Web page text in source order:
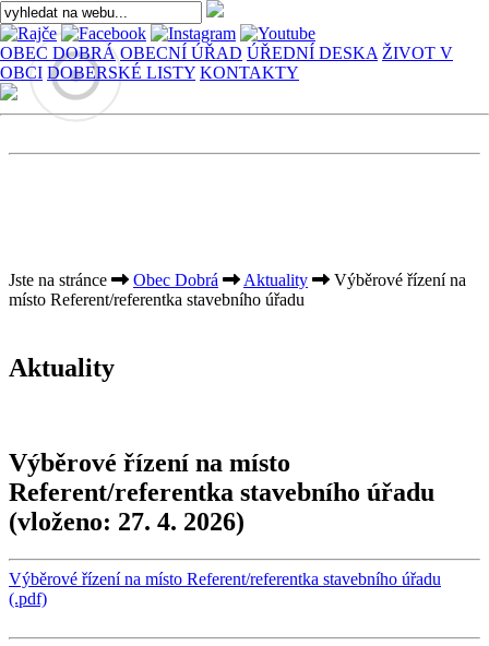
OBEC DOBRÁ OBECNÍ ÚŘAD ÚŘEDNÍ DESKA ŽIVOT V
OBCI DOBERSKÉ LISTY KONTAKTY
Jste na stránce Obec Dobrá Aktuality
Výběrové řízení na
místo Referent/referentka stavebního úřadu
Aktuality
Výběrové řízení na místo
Referent/referentka stavebního úřadu
(vloženo: 27. 4. 2026)
Výběrové řízení na místo Referent/referentka stavebního úřadu
(.pdf)